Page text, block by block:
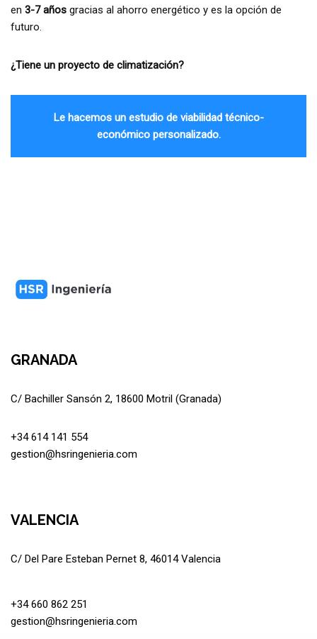
en 3-7 años gracias al ahorro energético y es la opción de
futuro.
¿Tiene un proyecto de climatización?
Le hacemos un estudio de viabilidad técnico-
económico personalizado.
GRANADA
C/ Bachiller Sansón 2, 18600 Motril (Granada)
+34 614 141 554
gestion@hsringenieria.com
VALENCIA
C/ Del Pare Esteban Pernet 8, 46014 Valencia
+34 660 862 251
gestion@hsringenieria.com